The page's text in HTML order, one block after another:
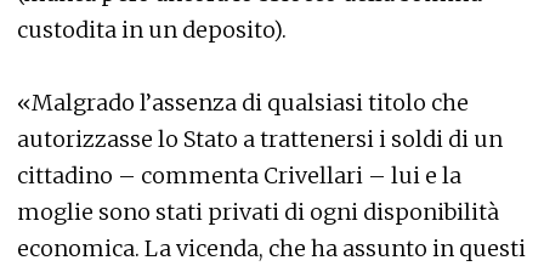
custodita in un deposito).
«Malgrado l’assenza di qualsiasi titolo che
autorizzasse lo Stato a trattenersi i soldi di un
cittadino – commenta Crivellari – lui e la
moglie sono stati privati di ogni disponibilità
economica. La vicenda, che ha assunto in questi